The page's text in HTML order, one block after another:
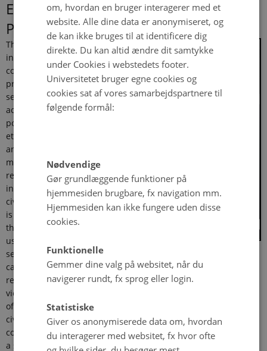
Escalating Ethnic Conflict: From
Political Exclusion to Civil War
This dissertation
investigates how ethnic
conflicts escalate. It
proposes a simple,
sequential argument
according to which
political exclusion of
ethnic groups leads to
anti-government
mobilization and violent
repression, thereby
increasing the risk of
civil war. The argument
is assessed empirically
through four studies
using quantitative cross-
sectional analyses at the country and group level as well as
case studies examining the underlying conflict processes. The
results show that ethnic exclusion increases the level of state
violence in a country, which, in turn, leads to higher probability
of armed resistance. Ethno-political struggles often evolve into
civil war following this path, and the escalation process is not
conditioned on whether ethnic groups are mobilized based on
a shared religion, language, race, or regional belonging. The
om, hvordan en bruger interagerer med et
website. Alle dine data er anonymiseret, og
de kan ikke bruges til at identificere dig
direkte. Du kan altid ændre dit samtykke
under Cookies i webstedets footer.
Universitetet bruger egne cookies og
cookies sat af vores samarbejdspartnere til
følgende formål:
Nødvendige
Gør grundlæggende funktioner på
hjemmesiden brugbare, fx navigation mm.
Hjemmesiden kan ikke fungere uden disse
cookies.
Funktionelle
Gemmer dine valg på websitet, når du
navigerer rundt, fx sprog eller login.
Statistiske
Giver os anonymiserede data om, hvordan
du interagerer med websitet, fx hvor ofte